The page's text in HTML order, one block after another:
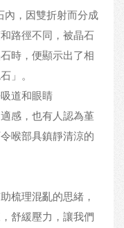
內，因雙折射而分成
路徑不同，被晶石
時，便顯示出了相
」。
道和眼睛
感，也有人認為堇
喉部具鎮靜清涼的
梳理混亂的思緒，
舒緩壓力，讓我們